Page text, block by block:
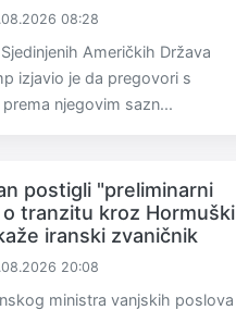
08:28
Američkih Država
izjavio je da pregovori s
njegovim sazn...
postigli "preliminarni
tranzitu kroz Hormuški
iranski zvaničnik
20:08
ministra vanjskih poslova